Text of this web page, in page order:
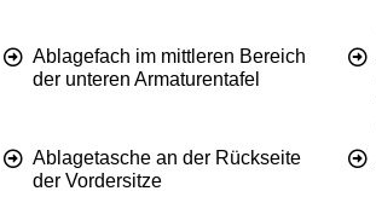
Ablagefach im mittleren Bereich
der unteren Armaturentafel
Ablagetasche an der Rückseite
der Vordersitze